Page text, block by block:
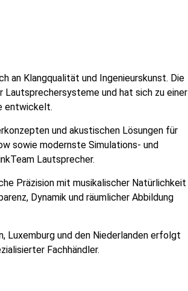
an Klangqualität und Ingenieurskunst. Die
Lautsprechersysteme und hat sich zu einer
entwickelt.
und akustischen Lösungen für
sowie modernste Simulations- und
Lautsprecher.
Präzision mit musikalischer Natürlichkeit
Dynamik und räumlicher Abbildung
Luxemburg und den Niederlanden erfolgt
Fachhändler.